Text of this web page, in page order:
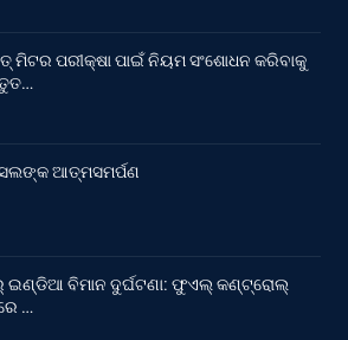
ମିଟର ପରୀକ୍ଷା ପାଇଁ ନିୟମ ସଂଶୋଧନ କରିବାକୁ
ଆତ୍ମସମର୍ପଣ
ଇଣ୍ଡିଆ ବିମାନ ଦୁର୍ଘଟଣା: ଫୁଏଲ୍‌ କଣ୍ଟ୍ରୋଲ୍‌
…